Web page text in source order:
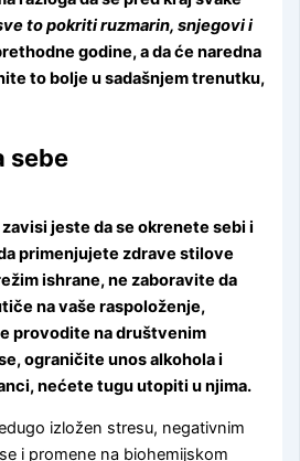
to pokriti ruzmarin, snjegovi i
godine, a da će naredna
to bolje u sadašnjem trenutku,
sebe
jeste da se okrenete sebi i
primenjujete zdrave stilove
ishrane, ne zaboravite da
na vaše raspoloženje,
provodite na društvenim
ograničite unos alkohola i
nećete tugu utopiti u njima.
izložen stresu, negativnim
i promene na biohemijskom